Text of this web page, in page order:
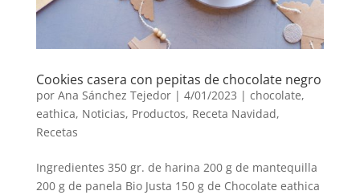
Cookies casera con pepitas de chocolate negro
por Ana Sánchez Tejedor| 4/01/2023 | chocolate,
eathica, Noticias, Productos, Receta Navidad,
Recetas
Ingredientes 350 gr. de harina 200 g de mantequilla
200 g de panela Bio Justa 150 g de Chocolate eathica